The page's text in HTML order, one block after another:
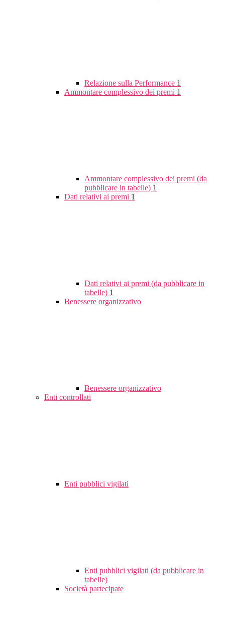
Relazione sulla Performance 1
Ammontare complessivo dei premi 1
Ammontare complessivo dei premi (da
pubblicare in tabelle) 1
Dati relativi ai premi 1
Dati relativi ai premi (da pubblicare in
tabelle) 1
Benessere organizzativo
Benessere organizzativo
Enti controllati
Enti pubblici vigilati
Enti pubblici vigilati (da pubblicare in
tabelle)
Società partecipate